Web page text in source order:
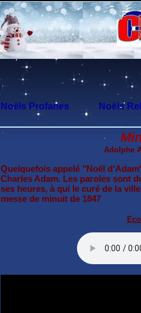
Noëls Profanes Noëls
Adolphe
Quelquefois appelé "Noël
Charles Adam. Les paroles sont
ses heures, à qui le curé de la
messe de minuit de 1847